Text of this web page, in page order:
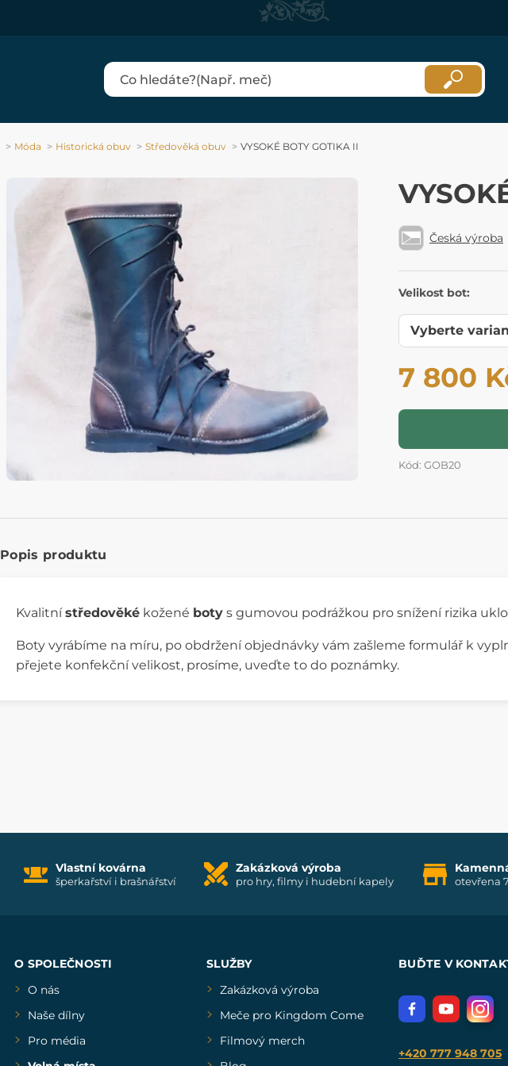
Móda Historická obuv Středověká obuv VYSOKÉ BOTY GOTIKA II
Česká výroba
Velikost bot:
7 800
Kód: GOB20
Popis produktu
Kvalitnístředověké kožené boty s gumovou podrážkou pro snížení rizika
Boty vyrábíme na míru, po obdržení objednávky vám zašleme formulář k
přejete konfekční velikost, prosíme, uveďte to do poznámky.
Vlastní kovárna
šperkařství i brašnářství
Zakázková výroba
pro hry, filmy i hudební kapely otevřena
O SPOLEČNOSTI
O nás
Naše dílny
Pro média
SLUŽBY
Zakázková výroba
Meče pro Kingdom Come
Filmový merch
BUĎTE V
+420 777 948 705